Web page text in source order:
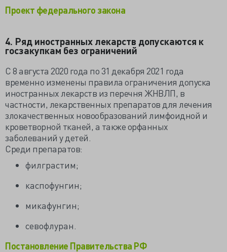
Проект федерального закона
4. Ряд иностранных лекарств допускаются к
госзакупкам без ограничений
С 8 августа 2020 года по 31 декабря 2021 года
временно изменены правила ограничения допуска
иностранных лекарств из перечня ЖНВЛП, в
частности, лекарственных препаратов для лечения
злокачественных новообразований лимфоидной и
кроветворной тканей, а также орфанных
заболеваний у детей.
Среди препаратов:
филграстим;
каспофунгин;
микафунгин;
севофлуран.
Постановление Правительства РФ